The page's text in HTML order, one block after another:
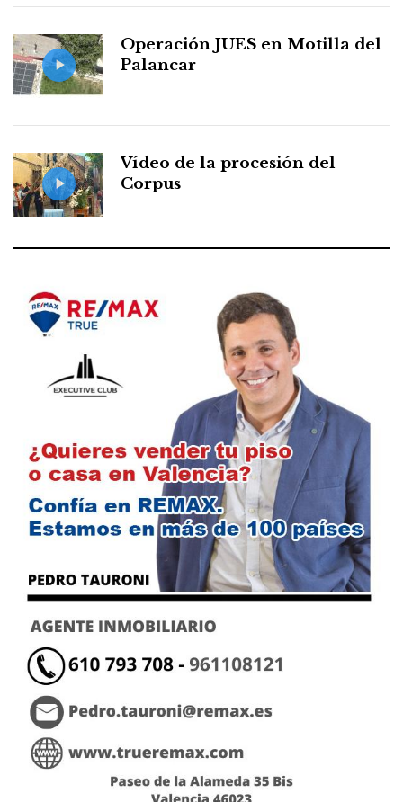
Operación JUES en Motilla del
Palancar
Vídeo de la procesión del
Corpus